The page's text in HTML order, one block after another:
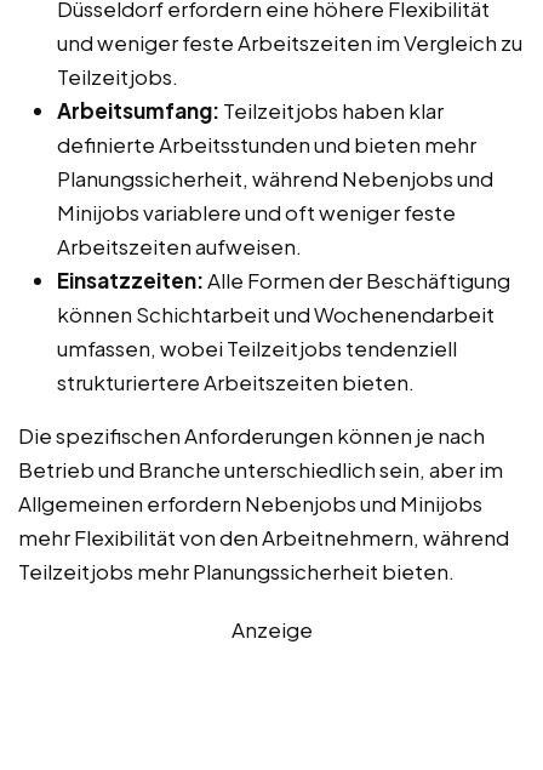
Düsseldorf erfordern eine höhere Flexibilität
und weniger feste Arbeitszeiten im Vergleich zu
Teilzeitjobs.
Arbeitsumfang: Teilzeitjobs haben klar
definierte Arbeitsstunden und bieten mehr
Planungssicherheit, während Nebenjobs und
Minijobs variablere und oft weniger feste
Arbeitszeiten aufweisen.
Einsatzzeiten:Alle Formen der Beschäftigung
können Schichtarbeit und Wochenendarbeit
umfassen, wobei Teilzeitjobs tendenziell
strukturiertere Arbeitszeiten bieten.
Die spezifischen Anforderungen können je nach
Betrieb und Branche unterschiedlich sein, aber im
Allgemeinen erfordern Nebenjobs und Minijobs
mehr Flexibilität von den Arbeitnehmern, während
Teilzeitjobs mehr Planungssicherheit bieten.
Anzeige